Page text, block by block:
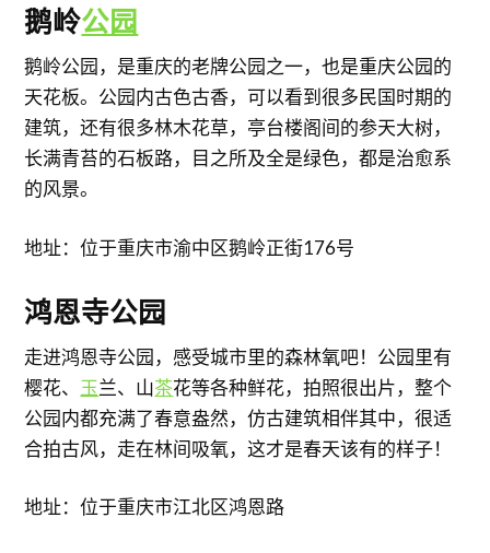
鹅岭公园
鹅岭公园，是重庆的老牌公园之一，也是重庆公园的
天花板。公园内古色古香，可以看到很多民国时期的
建筑，还有很多林木花草，亭台楼阁间的参天大树，
长满青苔的石板路，目之所及全是绿色，都是治愈系
的风景。
地址：位于重庆市渝中区鹅岭正街176号
鸿恩寺公园
走进鸿恩寺公园，感受城市里的森林氧吧！公园里有
樱花、 玉兰、山茶花等各种鲜花，拍照很出片，整个
公园内都充满了春意盎然，仿古建筑相伴其中，很适
合拍古风，走在林间吸氧，这才是春天该有的样子！
地址：位于重庆市江北区鸿恩路